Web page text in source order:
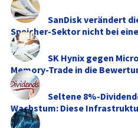
SanDisk verändert
Speicher-Sektor nicht bei
SK Hynix gegen
Memory‑Trade in die
Seltene 8%-
Wachstum: Diese
Fokus